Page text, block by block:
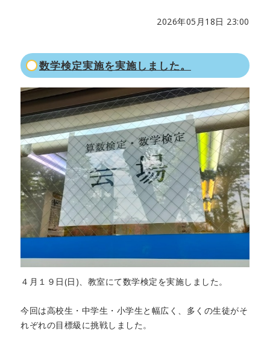
2026年05月18日 23:00
数学検定実施を実施しました。
４月１９日(日)、教室にて数学検定を実施しました。
今回は高校生・中学生・小学生と幅広く、多くの生徒がそ
れぞれの目標級に挑戦しました。